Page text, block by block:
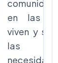
en las
viven y
las